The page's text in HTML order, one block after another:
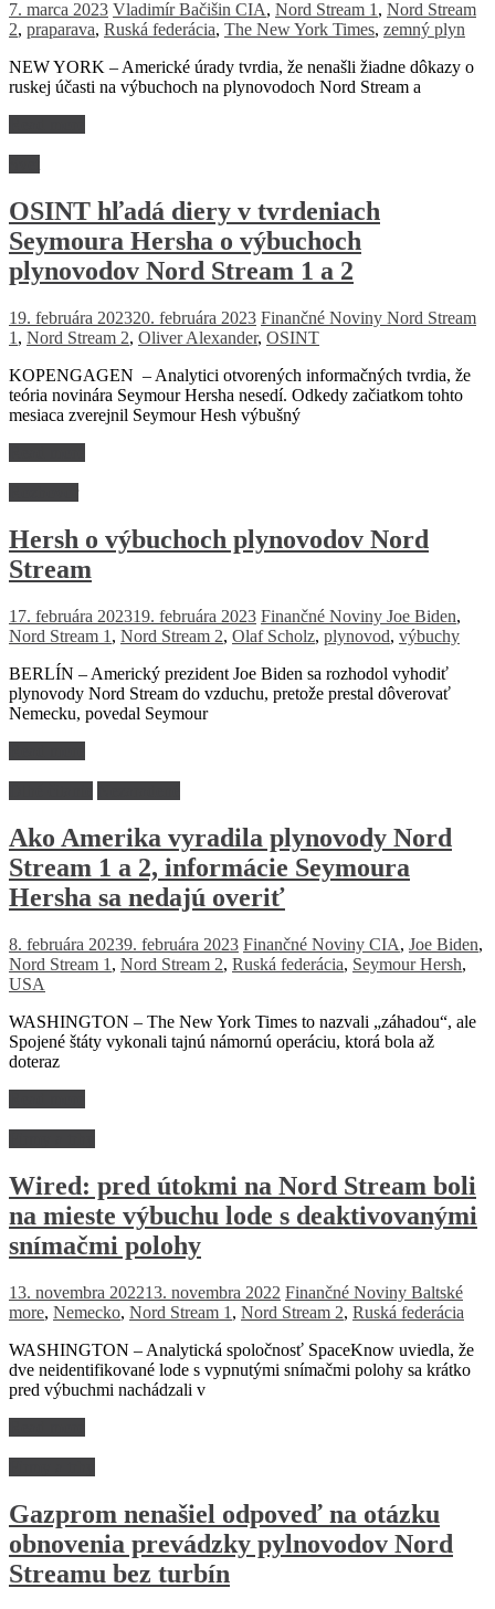
7. marca 2023 Vladimír Bačišin CIA, Nord Stream 1 , Nord Stream
2, praparava, Ruská federácia, The New York Times, zemný plyn
NEW YORK – Americké úrady tvrdia, že nenašli žiadne dôkazy o
ruskej účasti na výbuchoch na plynovodoch Nord Stream a
OSINT hľadá diery v tvrdeniach
Seymoura Hersha o výbuchoch
plynovodov Nord Stream 1 a 2
19. februára 202320. februára 2023 Finančné Noviny Nord Stream
1 , Nord Stream 2, Oliver Alexander, OSINT
KOPENGAGEN – Analytici otvorených informačných tvrdia, že
teória novinára Seymour Hersha nesedí. Odkedy začiatkom tohto
mesiaca zverejnil Seymour Hesh výbušný
Hersh o výbuchoch plynovodov Nord
Stream
17. februára 202319. februára 2023 Finančné Noviny Joe Biden,
Nord Stream 1 , Nord Stream 2, Olaf Scholz, plynovod, výbuchy
BERLÍN – Americký prezident Joe Biden sa rozhodol vyhodiť
plynovody Nord Stream do vzduchu, pretože prestal dôverovať
Nemecku, povedal Seymour
Ako Amerika vyradila plynovody Nord
Stream 1 a 2, informácie Seymoura
Hersha sa nedajú overiť
8. februára 20239. februára 2023 Finančné Noviny CIA, Joe Biden,
Nord Stream 1 , Nord Stream 2, Ruská federácia, Seymour Hersh,
USA
WASHINGTON – The New York Times to nazvali „záhadou“, ale
Spojené štáty vykonali tajnú námornú operáciu, ktorá bola až
doteraz
Wired: pred útokmi na Nord Stream boli
na mieste výbuchu lode s deaktivovanými
snímačmi polohy
13. novembra 202213. novembra 2022 Finančné Noviny Baltské
more, Nemecko, Nord Stream 1 , Nord Stream 2, Ruská federácia
WASHINGTON – Analytická spoločnosť SpaceKnow uviedla, že
dve neidentifikované lode s vypnutými snímačmi polohy sa krátko
pred výbuchmi nachádzali v
Gazprom nenašiel odpoveď na otázku
obnovenia prevádzky pylnovodov Nord
Streamu bez turbín